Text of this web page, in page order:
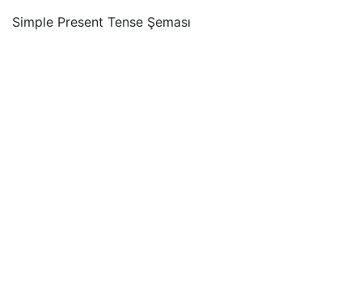
Simple Present Tense Şeması